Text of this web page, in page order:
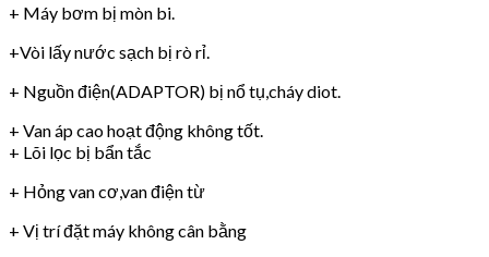
+ Máy bơm bị mòn bi.
+Vòi lấy nước sạch bị rò rỉ.
+ Nguồn điện(ADAPTOR) bị nổ tụ,cháy diot.
+ Van áp cao hoạt động không tốt.
+ Lõi lọc bị bẩn tắc
+ Hỏng van cơ,van điện từ
+ Vị trí đặt máy không cân bằng